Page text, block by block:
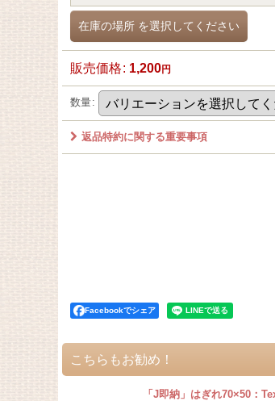
在庫の場所 を選択してください
販売価格: 1,200円
数量:
返品特約に関する重要事項
Facebookでシェア
こちらもお勧め！
「J即納」はぎれ70×50：